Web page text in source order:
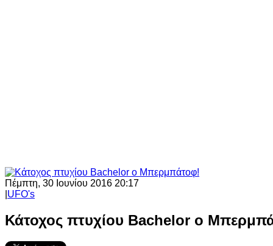
Πέμπτη, 30 Ιουνίου 2016 20:17
UFO's
Κάτοχος πτυχίου Bachelor ο